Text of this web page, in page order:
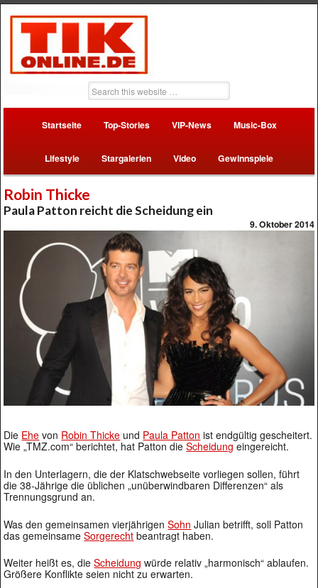
Startseite Top-Stories VIP-News Music-Box
Lifestyle Stargalerien Video Gewinnspiele
Robin Thicke
Paula Patton reicht die Scheidung ein
9. Oktober 2014
Die Ehe von Robin Thicke und Paula Patton ist endgültig gescheitert.
Wie „TMZ.com“ berichtet, hat Patton dieScheidung eingereicht.
In den Unterlagern, die der Klatschwebseite vorliegen sollen, führt
die 38-Jährige die üblichen „unüberwindbaren Differenzen“ als
Trennungsgrund an.
Was den gemeinsamen vierjährigenSohn Julian betrifft, soll Patton
das gemeinsameSorgerecht beantragt haben.
Weiter heißt es, dieScheidung würde relativ „harmonisch“ ablaufen.
Größere Konflikte seien nicht zu erwarten.